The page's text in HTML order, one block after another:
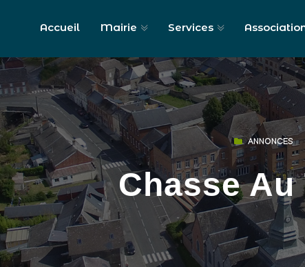
Accueil Mairie Services
ANNONCES
Chasse Au